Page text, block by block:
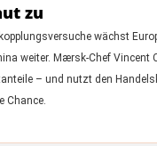
zu
wächst
weiter. Mærsk-Chef Vincent
– und nutzt den
Chance.